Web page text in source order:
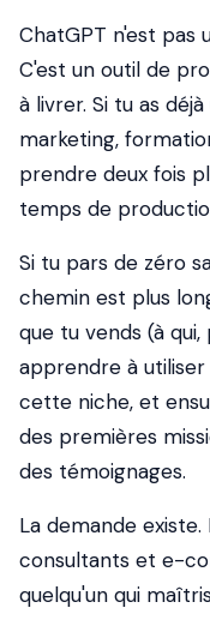
ChatGPT n'est pas
C'est un outil de
à livrer. Si tu as
marketing,
prendre deux fois
temps de
Si tu pars de zéro
chemin est plus
que tu vends (à
apprendre à
cette niche, et
des premières
des témoignages.
La demande
consultants et e-
quelqu'un qui